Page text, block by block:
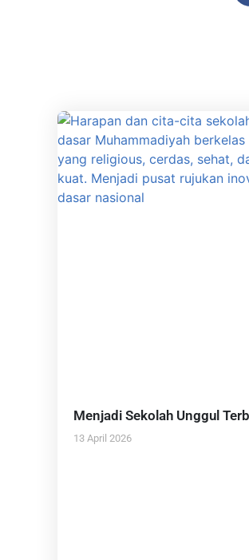
Menjadi Sekolah Unggul
13 April 2026